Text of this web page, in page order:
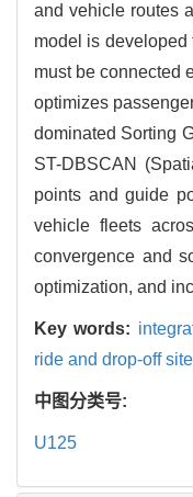
and vehicle routes
model is
must be connected
optimizes
dominated Sorting
ST-DBSCAN
points and guide
vehicle fleets
convergence and
optimization, and
Key words:
ride and drop-off
中图分类号:
U125